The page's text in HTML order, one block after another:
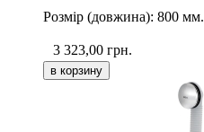
Розмір (довжина): 800 мм.
3 323,00 грн.